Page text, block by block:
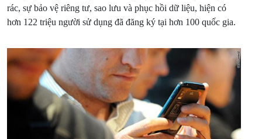
rác, sự bảo vệ riêng tư, sao lưu và phục hồi dữ liệu, hiện có
hơn 122 triệu người sử dụng đã đăng ký tại hơn 100 quốc gia.